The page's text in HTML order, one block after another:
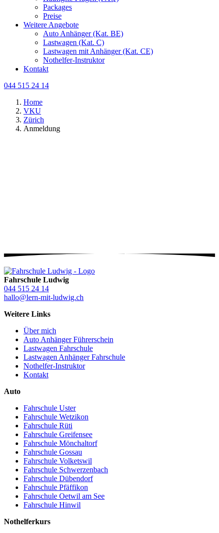
Packages
Preise
Weitere Angebote
Auto Anhänger (Kat. BE)
Lastwagen (Kat. C)
Lastwagen mit Anhänger (Kat. CE)
Nothelfer-Instruktor
Kontakt
044 515 24 14
Home
VKU
Zürich
Anmeldung
Fahrschule Ludwig
044 515 24 14
hallo@lern-mit-ludwig.ch
Weitere Links
Über mich
Auto Anhänger Führerschein
Lastwagen Fahrschule
Lastwagen Anhänger Fahrschule
Nothelfer-Instruktor
Kontakt
Auto
Fahrschule Uster
Fahrschule Wetzikon
Fahrschule Rüti
Fahrschule Greifensee
Fahrschule Mönchaltorf
Fahrschule Gossau
Fahrschule Volketswil
Fahrschule Schwerzenbach
Fahrschule Dübendorf
Fahrschule Pfäffikon
Fahrschule Oetwil am See
Fahrschule Hinwil
Nothelferkurs